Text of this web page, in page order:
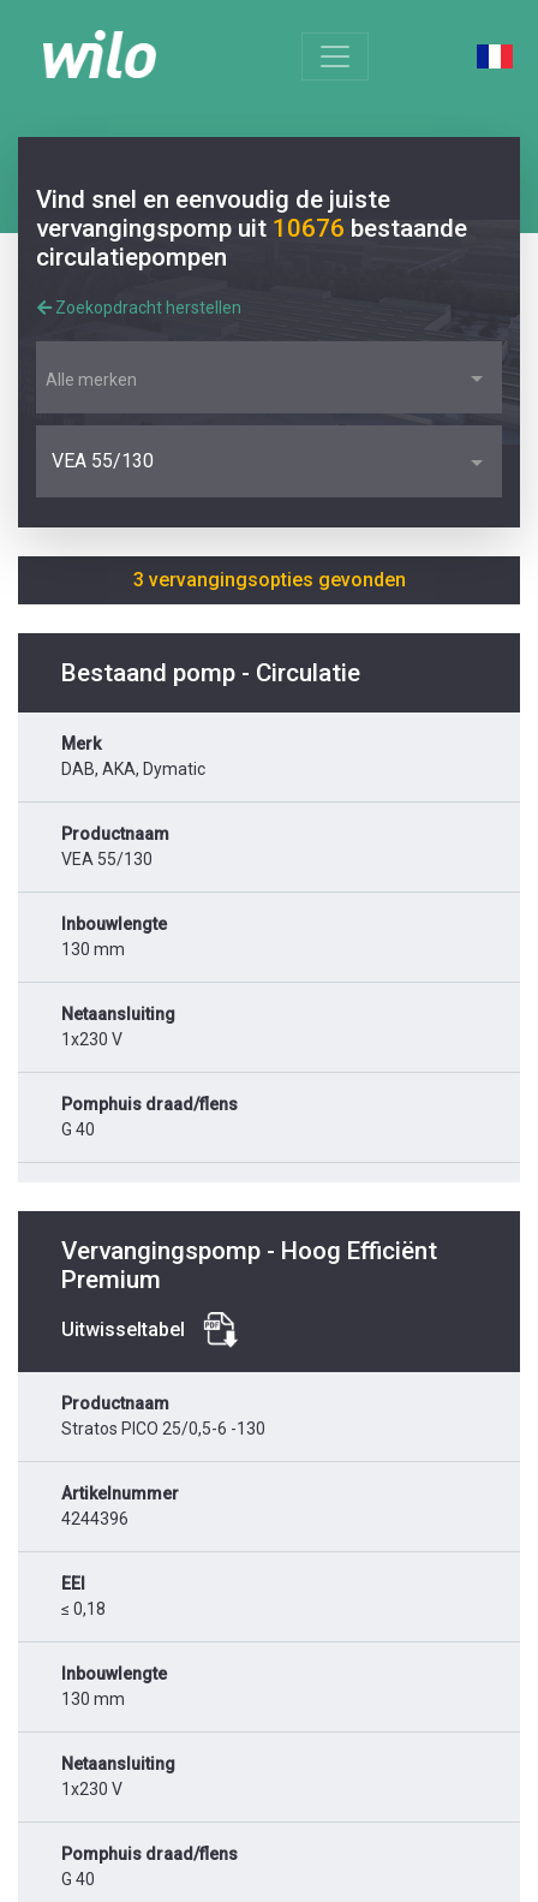
Vind snel en eenvoudig de juiste
vervangingspomp uit 10676 bestaande
circulatiepompen
Zoekopdracht herstellen
Alle merken
VEA 55/130
3 vervangingsopties gevonden
Bestaand pomp - Circulatie
Merk
DAB, AKA, Dymatic
Productnaam
VEA 55/130
Inbouwlengte
130 mm
Netaansluiting
1x230 V
Pomphuis draad/flens
G 40
Vervangingspomp - Hoog Efficiënt
Premium
Uitwisseltabel
Productnaam
Stratos PICO 25/0,5-6 -130
Artikelnummer
4244396
EEI
≤ 0,18
Inbouwlengte
130 mm
Netaansluiting
1x230 V
Pomphuis draad/flens
G 40